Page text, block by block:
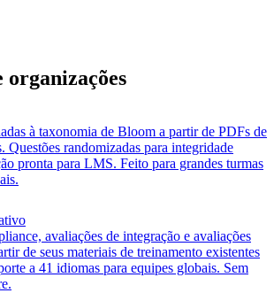
organizações
à taxonomia de Bloom a partir de PDFs de
Questões randomizadas para integridade
pronta para LMS. Feito para grandes turmas
avaliações de integração e avaliações
de seus materiais de treinamento existentes
a 41 idiomas para equipes globais. Sem